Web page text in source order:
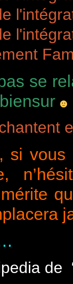
se
si vous
de